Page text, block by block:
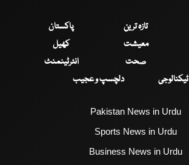
تازہ ترین
پاکستان
معیشت
کھیل
صحت
انٹرٹینمنٹ
ٹیکنالوجی
دلچسپ و عجیب
Pakistan News in Urdu
Sports News in Urdu
Business News in Urdu